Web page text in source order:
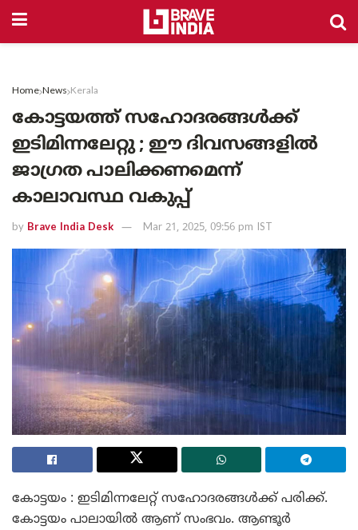
Home News Kerala
കോട്ടയത്ത് സഹോദരങ്ങൾക്ക്
ഇടിമിന്നലേറ്റു ; ഈ ദിവസങ്ങളിൽ
ജാഗ്രത പാലിക്കണമെന്ന്
കാലാവസ്ഥ വകുപ്പ്
by Brave India Desk Mar 21, 2025, 09:56 pm IST
കോട്ടയം : ഇടിമിന്നലേറ്റ് സഹോദരങ്ങൾക്ക് പരിക്ക്.
കോട്ടയം പാലായിൽ ആണ് സംഭവം. ആണ്ടൂർ